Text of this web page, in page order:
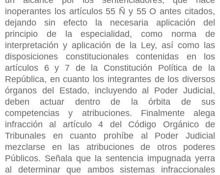
inoperantes los artículos 55 Ñ y 55 O antes citados,
dejando sin efecto la necesaria aplicación del
principio de la especialidad, como norma de
interpretación y aplicación de la Ley, así como las
disposiciones constitucionales contenidas en los
artículos 6 y 7 de la Constitución Política de la
República, en cuanto los integrantes de los diversos
órganos del Estado, incluyendo al Poder Judicial,
deben actuar dentro de la órbita de sus
competencias y atribuciones. Finalmente alega
infracción al artículo 4 del Código Orgánico de
Tribunales en cuanto prohíbe al Poder Judicial
mezclarse en las atribuciones de otros poderes
Públicos. Señala que la sentencia impugnada yerra
al determinar que ambos sistemas infraccionales